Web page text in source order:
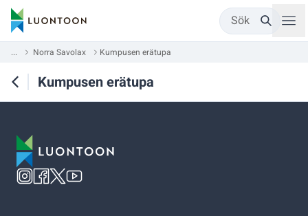
Sök
... Norra Savolax Kumpusen erätupa
Kumpusen erätupa